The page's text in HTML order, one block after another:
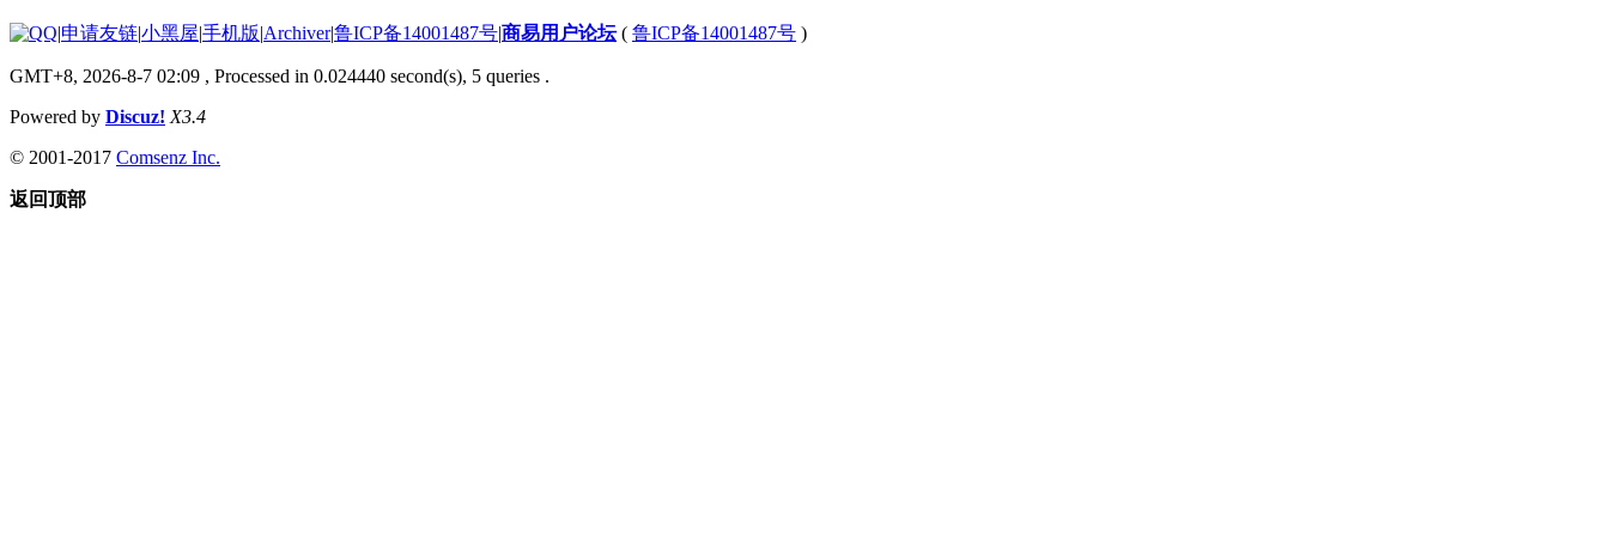
|申请友链|小黑屋|手机版|Archiver|鲁ICP备14001487号|商易用户论坛( 鲁ICP备14001487号 )
GMT+8, 2026-8-7 02:09 , Processed in 0.024440 second(s), 5 queries .
Powered by Discuz! X3.4
© 2001-2017 Comsenz Inc.
返回顶部